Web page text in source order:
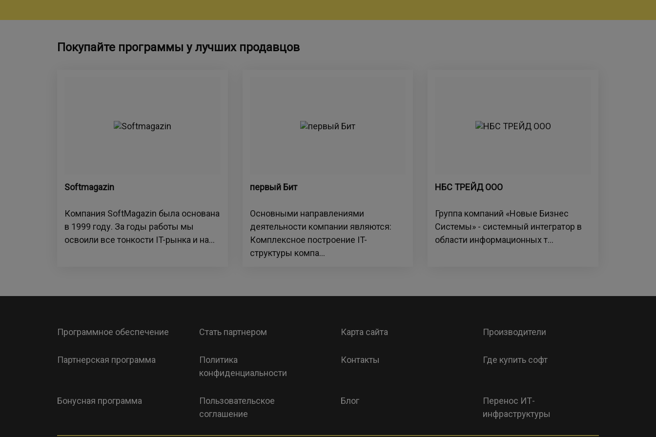
Покупайте программы у лучших продавцов
Softmagazin
Компания SoftMagazin была основана
в 1999 году. За годы работы мы
освоили все тонкости IT-рынка и на...
первый Бит
Основными направлениями
деятельности компании являются:
Комплексное построение IT-
структуры компа...
НБС ТРЕЙД ООО
Группа компаний «Новые Бизнес
Системы» - системный интегратор в
области информационных т...
Программное обеспечение Стать партнером Карта сайта Производители
Партнерская программа
Политика
конфиденциальности
Контакты Где купить софт
Бонусная программа
Пользовательское
соглашение
Блог
Перенос ИТ-
инфраструктуры